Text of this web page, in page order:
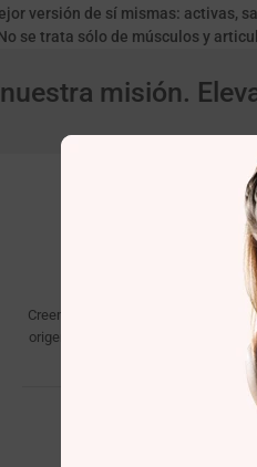
versión de sí mismas: activas,
se trata sólo de músculos y
misión.
Sostenibilidad en el
Creemos en retribuir. Nuestros
origen sostenible garantizan que